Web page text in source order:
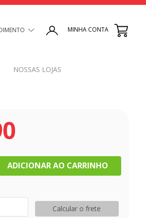
MINHA CONTA
NOSSAS LOJAS
ADICIONAR AO CARRINHO
Calcular o frete